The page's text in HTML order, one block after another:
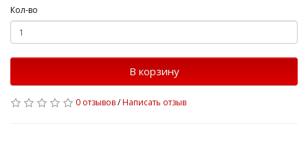
Кол-во
В корзину
0 отзывов/Написать отзыв